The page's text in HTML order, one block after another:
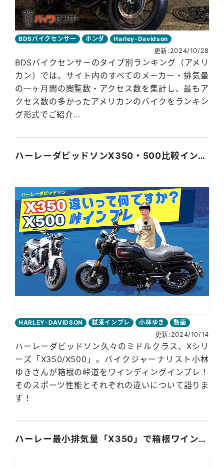
BDSバイクセンサー ホンダ
Harley-Davidson
更新:2024/10/28
BDSバイクセンサーのタイプ別ランキング（アメリ
カン）では、サイト内のすべてのメーカー・排気量
の一ヶ月間の閲覧数・アクセス数を集計し、最もア
クセス数の多かったアメリカンのバイクをランキン
グ形式でご紹介...
HARLEY-DAVIDSON 試乗インプレ 小林ゆき
動画
更新:2024/10/14
ハーレーダビッドソンX350・500比較インプレ！小林ゆきが箱根の峠で試乗！
ハーレーダビッドソン久々のミドルクラス、Xシリ
ーズ「X350/X500」。バイクジャーナリスト小林
ゆきさんが箱根の峠道をワインディングインプレ！
そのスポーツ性能とそれぞれの違いについて語りま
す！
ハーレー最小排気量「X350」で箱根ワインディング走行！